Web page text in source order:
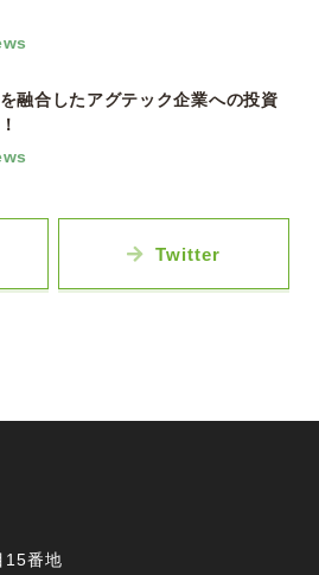
融合したアグテック企業への投資
Twitter
15番地